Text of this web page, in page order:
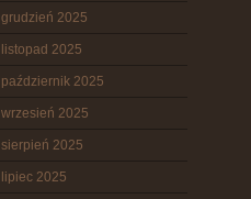
grudzień 2025
listopad 2025
październik 2025
wrzesień 2025
sierpień 2025
lipiec 2025